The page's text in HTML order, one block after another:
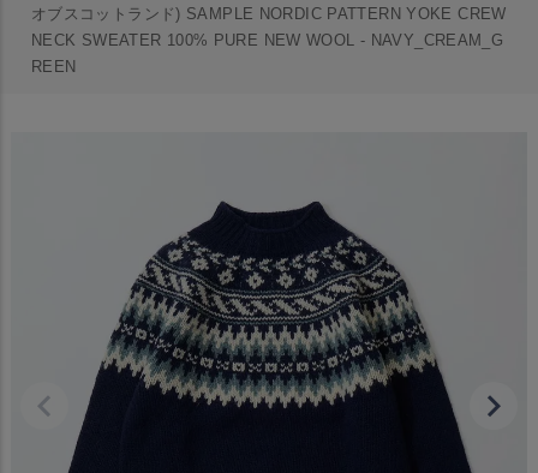
オブスコットランド) SAMPLE NORDIC PATTERN YOKE CREW
NECK SWEATER 100% PURE NEW WOOL - NAVY_CREAM_G
REEN